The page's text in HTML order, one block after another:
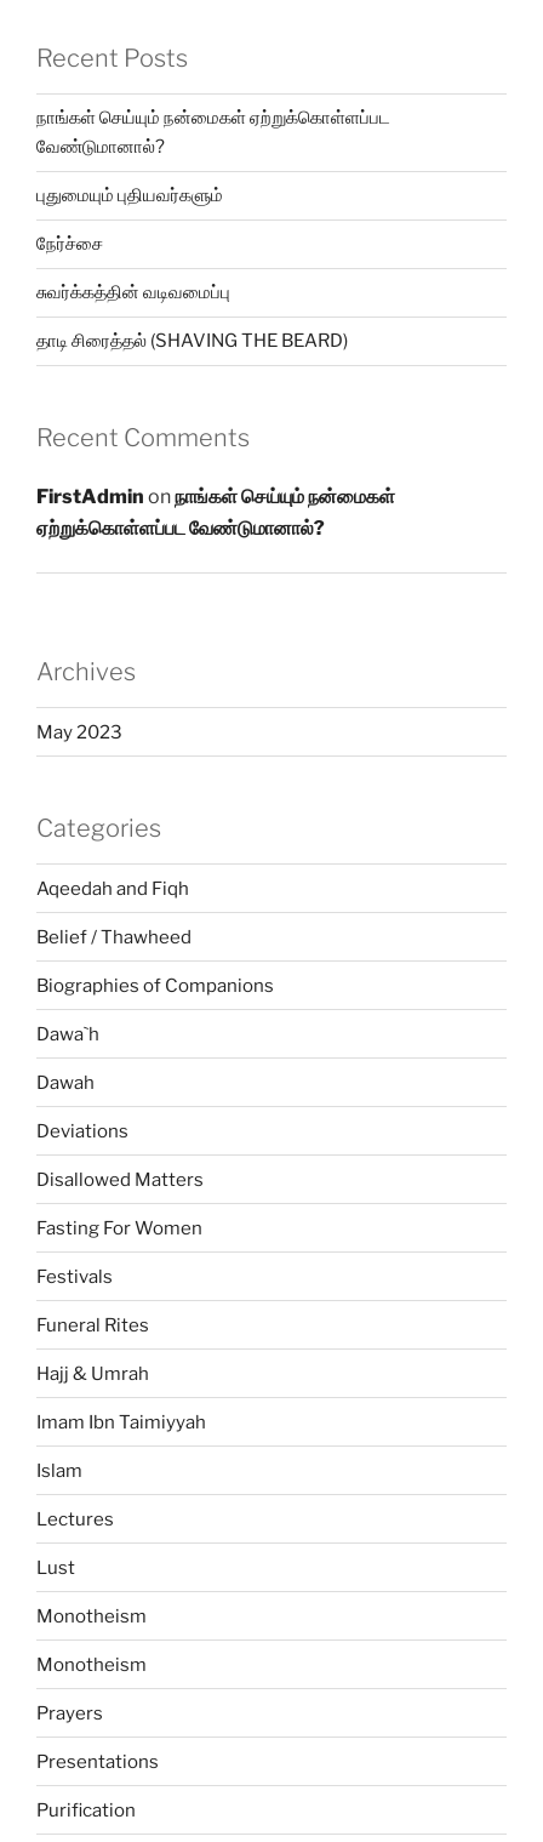
Recent Posts
நாங்கள் செய்யும் நன்மைகள் ஏற்றுக்கொள்ளப்பட
வேண்டுமானால்?
புதுமையும் புதியவர்களும்
நேர்ச்சை
சுவர்க்கத்தின் வடிவமைப்பு
தாடி சிரைத்தல் (SHAVING THE BEARD)
Recent Comments
FirstAdmin onநாங்கள் செய்யும் நன்மைகள்
ஏற்றுக்கொள்ளப்பட வேண்டுமானால்?
Archives
May 2023
Categories
Aqeedah and Fiqh
Belief / Thawheed
Biographies of Companions
Dawa`h
Dawah
Deviations
Disallowed Matters
Fasting For Women
Festivals
Funeral Rites
Hajj & Umrah
Imam Ibn Taimiyyah
Islam
Lectures
Lust
Monotheism
Monotheism
Prayers
Presentations
Purification